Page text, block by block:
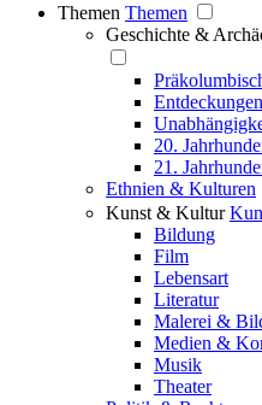
Themen Themen
Geschichte &
20.
21.
Ethnien & Kulturen
Kunst & Kultur
Bildung
Film
Lebensart
Literatur
Malerei &
Medien &
Musik
Theater